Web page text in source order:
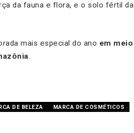
da fauna e flora, e o solo fértil da
mais especial do ano em meio
.
DE BELEZA
MARCA DE COSMÉTICOS